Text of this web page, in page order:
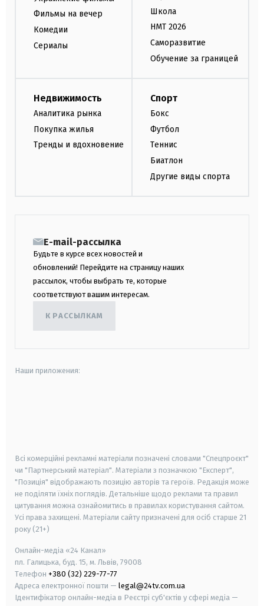
Фильмы на вечер
Комедии
Сериалы
Школа
НМТ 2026
Саморазвитие
Обучение за границей
Недвижимость
Аналитика рынка
Покупка жилья
Тренды и вдохновение
Спорт
Бокс
Футбол
Теннис
Биатлон
Другие виды спорта
E-mail-рассылка
Будьте в курсе всех новостей и
обновлений! Перейдите на страницу наших
рассылок, чтобы выбрать те, которые
соответствуют вашим интересам.
К РАССЫЛКАМ
Наши приложения:
Всі комерційні рекламні матеріали позначені словами "Спецпроєкт"
чи "Партнерський матеріал". Матеріали з позначкою "Експерт",
"Позиція" відображають позицію авторів та героїв. Редакція може
не поділяти їхніх поглядів. Детальніше щодо реклами та правил
цитування можна ознайомитись в правилах користування сайтом.
Усі права захищені. Матеріали сайту призначені для осіб старше 21
року (21+)
Онлайн-медіа «24 Канал»
пл. Галицька, буд. 15, м. Львів, 79008
Телефон +380 (32) 229-77-77
Адреса електронної пошти — legal@24tv.com.ua
Ідентифікатор онлайн-медіа в Реєстрі суб'єктів у сфері медіа —